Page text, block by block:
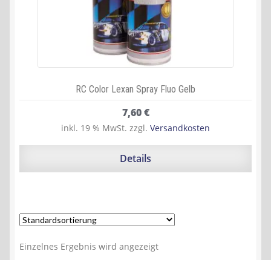
RC Color Lexan Spray Fluo Gelb
7,60€
inkl. 19 % MwSt. zzgl. Versandkosten
Details
Einzelnes Ergebnis wird angezeigt